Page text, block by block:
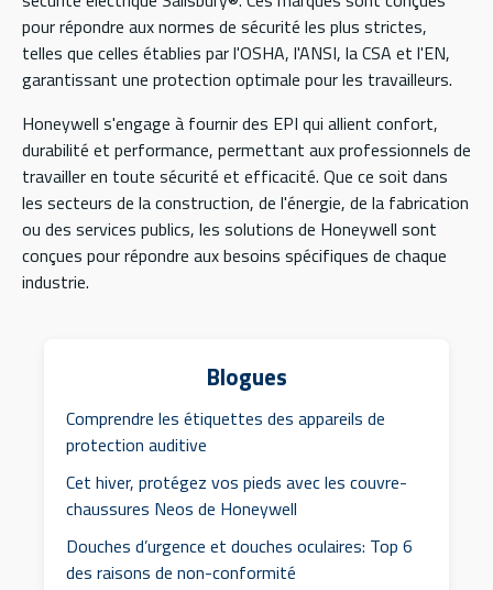
pour répondre aux normes de sécurité les plus strictes,
telles que celles établies par l'OSHA, l'ANSI, la CSA et l'EN,
garantissant une protection optimale pour les travailleurs.
Honeywell s'engage à fournir des EPI qui allient confort,
durabilité et performance, permettant aux professionnels de
travailler en toute sécurité et efficacité. Que ce soit dans
les secteurs de la construction, de l'énergie, de la fabrication
ou des services publics, les solutions de Honeywell sont
conçues pour répondre aux besoins spécifiques de chaque
industrie.
Blogues
Comprendre les étiquettes des appareils de
protection auditive
Cet hiver, protégez vos pieds avec les couvre-
chaussures Neos de Honeywell
Douches d’urgence et douches oculaires: Top 6
des raisons de non-conformité